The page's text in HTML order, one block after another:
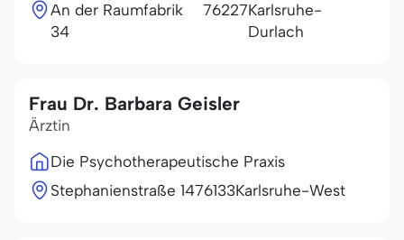
An der Raumfabrik
34
76227Karlsruhe-
Durlach
Frau Dr. Barbara Geisler
Ärztin
Die Psychotherapeutische Praxis
Stephanienstraße 1476133Karlsruhe-West